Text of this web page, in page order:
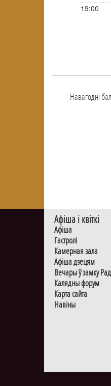
19:00
Навагоднi
Афiша i квiткi
Афiша
Гастролi
Камерная зала
Афiша дзецям
Вечары ў замку
Калядны форум
Карта сайта
Навiны